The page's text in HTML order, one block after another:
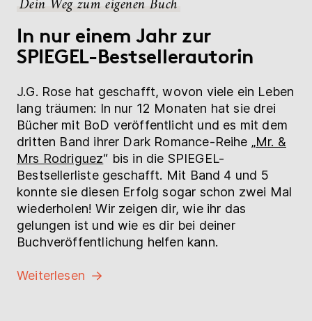
Dein Weg zum eigenen Buch
In nur einem Jahr zur
SPIEGEL-Bestsellerautorin
J.G. Rose hat geschafft, wovon viele ein Leben
lang träumen: In nur 12 Monaten hat sie drei
Bücher mit BoD veröffentlicht und es mit dem
dritten Band ihrer Dark Romance-Reihe „Mr. &
Mrs Rodriguez“ bis in die SPIEGEL-
Bestsellerliste geschafft. Mit Band 4 und 5
konnte sie diesen Erfolg sogar schon zwei Mal
wiederholen! Wir zeigen dir, wie ihr das
gelungen ist und wie es dir bei deiner
Buchveröffentlichung helfen kann.
Weiterlesen